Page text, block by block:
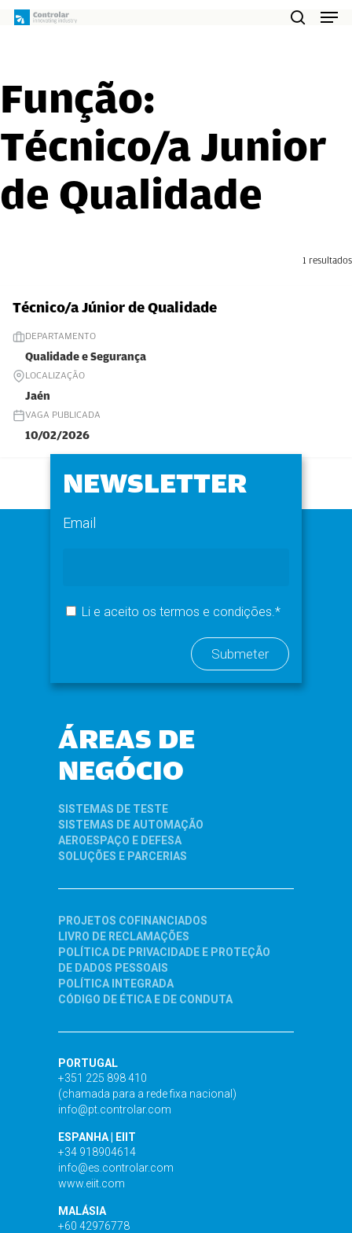
Skip
Função:
Técnico/a Junior
de Qualidade
1 resultados
Técnico/a Júnior de Qualidade
DEPARTAMENTO
Qualidade e Segurança
LOCALIZAÇÃO
Jaén
VAGA PUBLICADA
10/02/2026
NEWSLETTER
Email
Li e aceito os termos e condições.*
ÁREAS DE
NEGÓCIO
SISTEMAS DE TESTE
SISTEMAS DE AUTOMAÇÃO
AEROESPAÇO E DEFESA
SOLUÇÕES E PARCERIAS
PROJETOS COFINANCIADOS
LIVRO DE RECLAMAÇÕES
POLÍTICA DE PRIVACIDADE E PROTEÇÃO
DE DADOS PESSOAIS
POLÍTICA INTEGRADA
CÓDIGO DE ÉTICA E DE CONDUTA
PORTUGAL
+351 225 898 410
(chamada para a rede fixa nacional)
info@pt.controlar.com
ESPANHA | EIIT
+34 918904614
info@es.controlar.com
www.eiit.com
MALÁSIA
+60 42976778